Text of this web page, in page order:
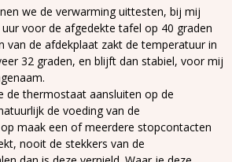
we de verwarming uittesten, bij mij
voor de afgedekte tafel op 40 graden
van de afdekplaat zakt de temperatuur in
32 graden, en blijft dan stabiel, voor mij
de thermostaat aansluiten op de
de voeding van de
maak een of meerdere stopcontacten
nooit de stekkers van de